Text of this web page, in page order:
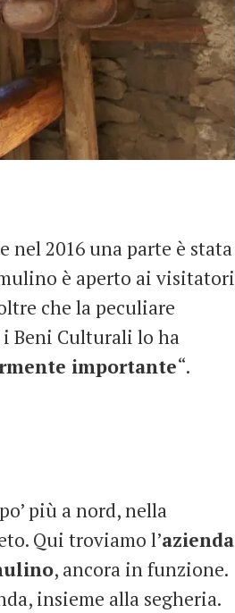
2016 una parte è stata
è aperto ai visitatori
che la peculiare
Beni Culturali lo ha
importante“.
più a nord, nella
Qui troviamo l’azienda
, ancora in funzione.
insieme alla segheria.